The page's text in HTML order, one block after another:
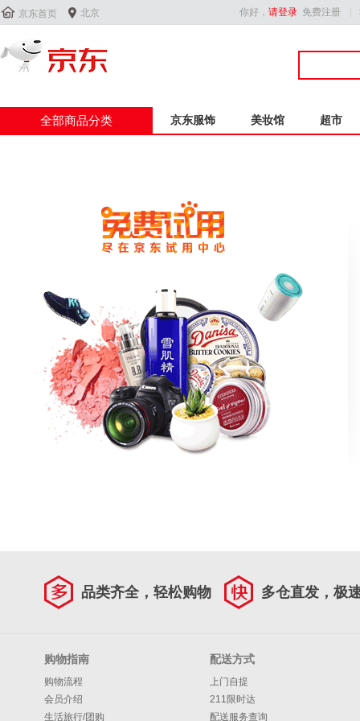
 京东首页  北京 你好， 请登录 免费注册
全部商品分类 京东服饰 美妆馆 超市
品类齐全，轻松购物 多仓直发，极
购物指南
购物流程
会员介绍
生活旅行/团购
配送方式
上门自提
211限时达
配送服务查询